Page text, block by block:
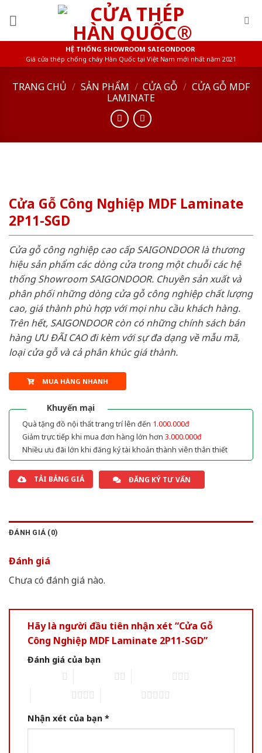
HỆ THỐNG SHOWROOM SAIGONDOOR
Giá cửa thép chống cháy Hàn Quốc tại Việt Nam mới nhất năm 2021
TRANG CHỦ / SẢN PHẨM / CỬA GỖ / CỬA GỖ MDF
LAMINATE
Cửa Gỗ Công Nghiệp MDF Laminate
2P11-SGD
Cửa gỗ công nghiệp cao cấp SAIGONDOOR là thương
hiệu sản phẩm các dòng cửa trong một chuỗi các hệ
thống Showroom SAIGONDOOR. Chuyên sản xuất và
phân phối những dòng cửa gỗ công nghiệp chất lượng
cao, giá thành phù hợp với mọi nhu cầu khách hàng.
Trên hết, SAIGONDOOR còn có những chính sách bán
hàng ƯU ĐÃI CAO đi kèm với sự đa dạng về mẫu mã,
loại cửa gỗ và cả phân khúc giá thành.
MUA HÀNG NHANH
Khuyến mại
Quà tặng đồ nội thất trang trí lên đến 1.000.000đ
Giảm trực tiếp khi mua đơn hàng lớn hơn 3.000.000đ
Nhiều ưu đãi lớn khi đăng ký tài khoản thành viên thân thiết
TẢI BẢNG GIÁ ĐĂNG KÝ TƯ VẤN
ĐÁNH GIÁ (0)
Đánh giá
Chưa có đánh giá nào.
Hãy là người đầu tiên nhận xét “Cửa Gỗ
Công Nghiệp MDF Laminate 2P11-SGD”
Đánh giá của bạn
Nhận xét của bạn *